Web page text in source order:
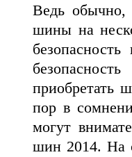
Ведь обычно,
шины на
приобретать
пор в
могут
шин 2014. На